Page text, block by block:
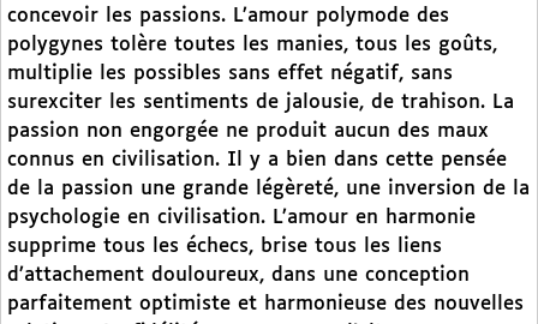
concevoir les passions. L’amour polymode des
polygynes tolère toutes les manies, tous les goûts,
multiplie les possibles sans effet négatif, sans
surexciter les sentiments de jalousie, de trahison. La
passion non engorgée ne produit aucun des maux
connus en civilisation. Il y a bien dans cette pensée
de la passion une grande légèreté, une inversion de la
psychologie en civilisation. L’amour en harmonie
supprime tous les échecs, brise tous les liens
d’attachement douloureux, dans une conception
parfaitement optimiste et harmonieuse des nouvelles